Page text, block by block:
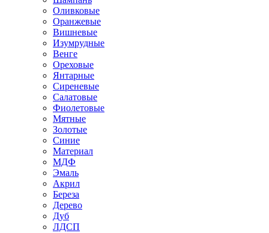
Оливковые
Оранжевые
Вишневые
Изумрудные
Венге
Ореховые
Янтарные
Сиреневые
Салатовые
Фиолетовые
Мятные
Золотые
Синие
Материал
МДФ
Эмаль
Акрил
Береза
Дерево
Дуб
ЛДСП